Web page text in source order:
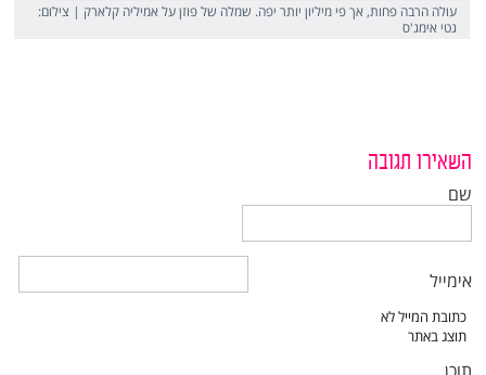
עולה הרבה פחות, אך פי מיליון יותר יפה. שמלה של פוזן על אמיליה קלארק | צילום:
גטי אימג'ס
השאירו תגובה
שם
אימייל